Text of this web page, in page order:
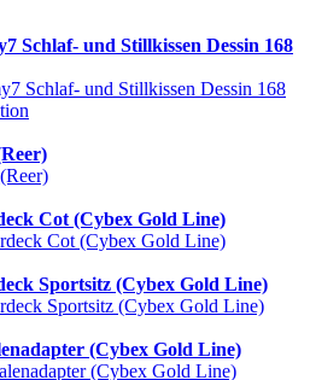
Schlaf- und Stillkissen Dessin 168
Cot (Cybex Gold Line)
Sportsitz (Cybex Gold Line)
(Cybex Gold Line)